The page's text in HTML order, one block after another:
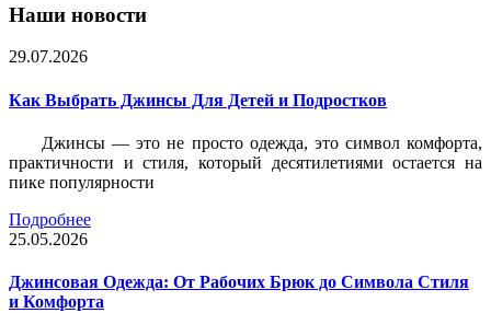
Наши новости
29.07.2026
Как Выбрать Джинсы Для Детей и Подростков
Джинсы — это не просто одежда, это символ комфорта,
практичности и стиля, который десятилетиями остается на
пике популярности
Подробнее
25.05.2026
Джинсовая Одежда: От Рабочих Брюк до Символа Стиля
и Комфорта